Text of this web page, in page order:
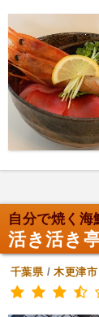
自分で焼く海
活き活き
千葉県/木更津市